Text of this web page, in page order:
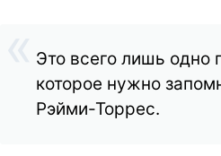
Это всего лишь одно
которое нужно
Рэйми-Торрес.